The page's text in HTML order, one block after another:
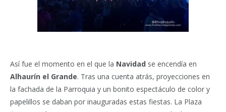
Así fue el momento en el que la Navidad se encendía en
Alhaurín el Grande. Tras una cuenta atrás, proyecciones en
la fachada de la Parroquia y un bonito espectáculo de color y
papelillos se daban por inauguradas estas fiestas. La Plaza